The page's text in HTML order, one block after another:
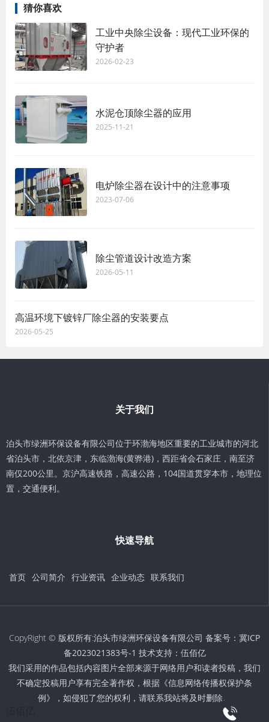
猜你喜欢
工业中央除尘设备：现代工业环保的
守护者
2026-02-23
水泥仓顶除尘器的应用
2025-11-21
电炉除尘器在设计中的注意事项
2023-07-06
除尘管道设计改造方案
2026-05-11
高温环境下镀锌厂除尘器的安装要点
2026-05-25
关于我们
泊头市绿洲环保设备有限公司位于环渤海地区重要的工业城市的河北
省泊头市，北依京津，东临渤海(黄骅港)，西距省会石家庄，南至济
南仅200公里。京沪高速铁路，高速公路，104国道贯穿本市，地理位
置，交通便利。
快速导航
首页 公司简介 行业资讯 企业动态 联系我们
CopyRight © 版权所有:泊头市绿洲环保设备有限公司 备案号： 冀ICP
备2023021383号-1 技术支持： 伍佰亿
我们采用的作品包括内容图片全部来源于网络用户和读者投稿，我们
不确定投稿用户享有完全著作权，根据《信息网络传播权保护条
例》，如侵犯了您的权利，请联系我站将及时删除。